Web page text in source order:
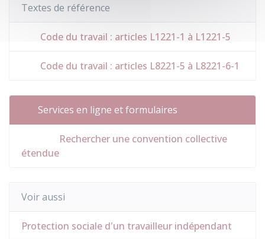
Textes de référence
Code du travail : articles L1221-1 à L1221-5
Code du travail : articles L8221-5 à L8221-6-1
Services en ligne et formulaires
Rechercher une convention collective
étendue
Voir aussi
Protection sociale d'un travailleur indépendant